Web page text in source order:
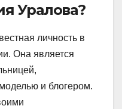
Уралова?
личность в
Она является
и блогером.